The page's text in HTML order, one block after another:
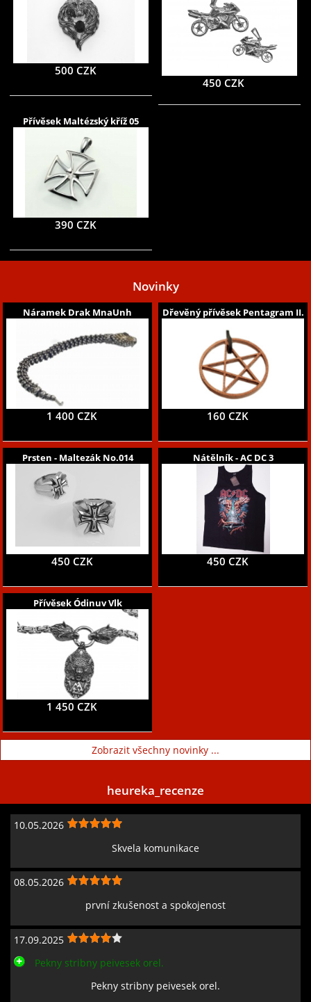
500 CZK
450 CZK
Přívěsek Maltézský kříž 05
390 CZK
Novinky
Náramek Drak MnaUnh
1 400 CZK
Dřevěný přívěsek Pentagram II.
160 CZK
Prsten - Maltezák No.014
450 CZK
Nátělník - AC DC 3
450 CZK
Přívěsek Ódinuv Vlk
1 450 CZK
Zobrazit všechny novinky ...
heureka_recenze
10.05.2026
Skvela komunikace
08.05.2026
první zkušenost a spokojenost
17.09.2025
Pekny stribny peivesek orel.
Pekny stribny peivesek orel.